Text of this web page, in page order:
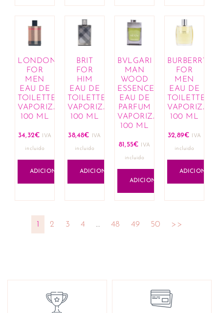
LONDON
FOR
MEN
EAU DE
TOILETTE
VAPORIZADOR
100 ML
34,32€ IVA
incluido
ADICIONAR
BRIT
FOR
HIM
EAU DE
TOILETTE
VAPORIZADOR
100 ML
38,48€ IVA
incluido
ADICIONAR
BVLGARI
MAN
WOOD
ESSENCE
EAU DE
PARFUM
VAPORIZADOR
100 ML
81,55€ IVA
incluido
ADICIONAR
BURBERRY
FOR
MEN
EAU DE
TOILETTE
100 ML
32,89€ IVA
incluido
ADICIONAR
1 2 3 4 … 48 49 50 >>